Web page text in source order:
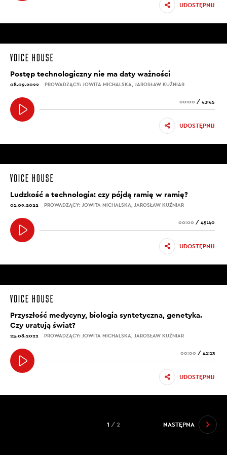
UDOSTĘPNIJ
Postęp technologiczny nie ma daty ważności
08.09.2022 PROWADZĄCY: JOWITA MICHALSKA, JAROSŁAW KUŹNIAR
00:00 / 43:45
UDOSTĘPNIJ
Ludzkość a technologia: czy pójdą ramię w ramię?
01.09.2022 PROWADZĄCY: JOWITA MICHALSKA, JAROSŁAW KUŹNIAR
00:00 / 45:40
UDOSTĘPNIJ
Przyszłość medycyny, biologia syntetyczna, genetyka.
Czy uratują świat?
25.08.2022 PROWADZĄCY: JOWITA MICHALSKA, JAROSŁAW KUŹNIAR
00:00 / 41:13
UDOSTĘPNIJ
NASTĘPNA
1 / 2